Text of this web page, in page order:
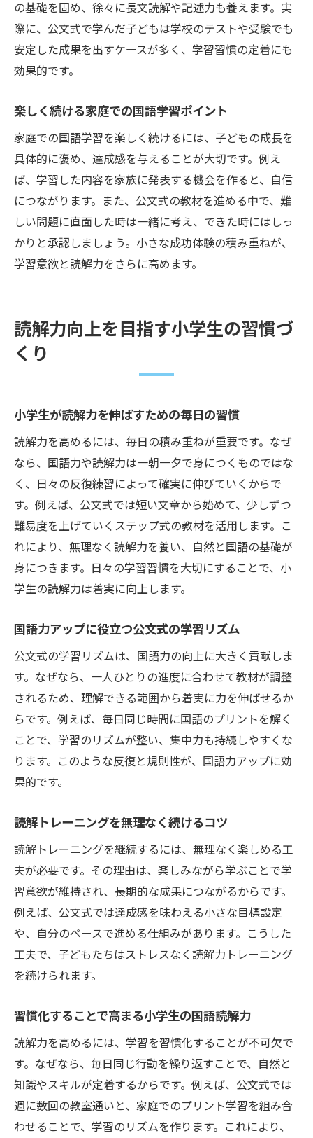
の基礎を固め、徐々に長文読解や記述力も養えます。実
際に、公文式で学んだ子どもは学校のテストや受験でも
安定した成果を出すケースが多く、学習習慣の定着にも
効果的です。
楽しく続ける家庭での国語学習ポイント
家庭での国語学習を楽しく続けるには、子どもの成長を
具体的に褒め、達成感を与えることが大切です。例え
ば、学習した内容を家族に発表する機会を作ると、自信
につながります。また、公文式の教材を進める中で、難
しい問題に直面した時は一緒に考え、できた時にはしっ
かりと承認しましょう。小さな成功体験の積み重ねが、
学習意欲と読解力をさらに高めます。
読解力向上を目指す小学生の習慣づ
くり
小学生が読解力を伸ばすための毎日の習慣
読解力を高めるには、毎日の積み重ねが重要です。なぜ
なら、国語力や読解力は一朝一夕で身につくものではな
く、日々の反復練習によって確実に伸びていくからで
す。例えば、公文式では短い文章から始めて、少しずつ
難易度を上げていくステップ式の教材を活用します。こ
れにより、無理なく読解力を養い、自然と国語の基礎が
身につきます。日々の学習習慣を大切にすることで、小
学生の読解力は着実に向上します。
国語力アップに役立つ公文式の学習リズム
公文式の学習リズムは、国語力の向上に大きく貢献しま
す。なぜなら、一人ひとりの進度に合わせて教材が調整
されるため、理解できる範囲から着実に力を伸ばせるか
らです。例えば、毎日同じ時間に国語のプリントを解く
ことで、学習のリズムが整い、集中力も持続しやすくな
ります。このような反復と規則性が、国語力アップに効
果的です。
読解トレーニングを無理なく続けるコツ
読解トレーニングを継続するには、無理なく楽しめる工
夫が必要です。その理由は、楽しみながら学ぶことで学
習意欲が維持され、長期的な成果につながるからです。
例えば、公文式では達成感を味わえる小さな目標設定
や、自分のペースで進める仕組みがあります。こうした
工夫で、子どもたちはストレスなく読解力トレーニング
を続けられます。
習慣化することで高まる小学生の国語読解力
読解力を高めるには、学習を習慣化することが不可欠で
す。なぜなら、毎日同じ行動を繰り返すことで、自然と
知識やスキルが定着するからです。例えば、公文式では
週に数回の教室通いと、家庭でのプリント学習を組み合
わせることで、学習のリズムを作ります。これにより、